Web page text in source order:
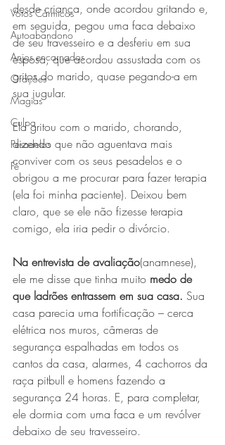
Votos Cármicos
Autoabandono
Anjos encarnados
Orações
Magias
Culpa
Pesadelos
Fé
desde criança, onde acordou gritando e,
em seguida, pegou uma faca debaixo
de seu travesseiro e a desferiu em sua
esposa, que acordou assustada com os
gritos do marido, quase pegando-a em
sua jugular.
Ela gritou com o marido, chorando,
dizendo que não aguentava mais
conviver com os seus pesadelos e o
obrigou a me procurar para fazer terapia
(ela foi minha paciente). Deixou bem
claro, que se ele não fizesse terapia
comigo, ela iria pedir o divórcio.
Na entrevista de avaliação(anamnese),
ele me disse que tinha muito medo de
que ladrões entrassem em sua casa. Sua
casa parecia uma fortificação – cerca
elétrica nos muros, câmeras de
segurança espalhadas em todos os
cantos da casa, alarmes, 4 cachorros da
raça pitbull e homens fazendo a
segurança 24 horas. E, para completar,
ele dormia com uma faca e um revólver
debaixo de seu travesseiro.